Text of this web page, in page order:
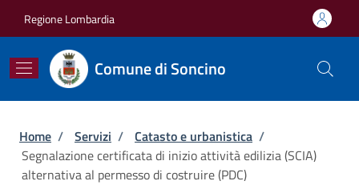
Regione Lombardia
Comune di Soncino
Briciole di pane
Home / Servizi / Catasto e urbanistica /
Segnalazione certificata di inizio attività edilizia (SCIA)
alternativa al permesso di costruire (PDC)